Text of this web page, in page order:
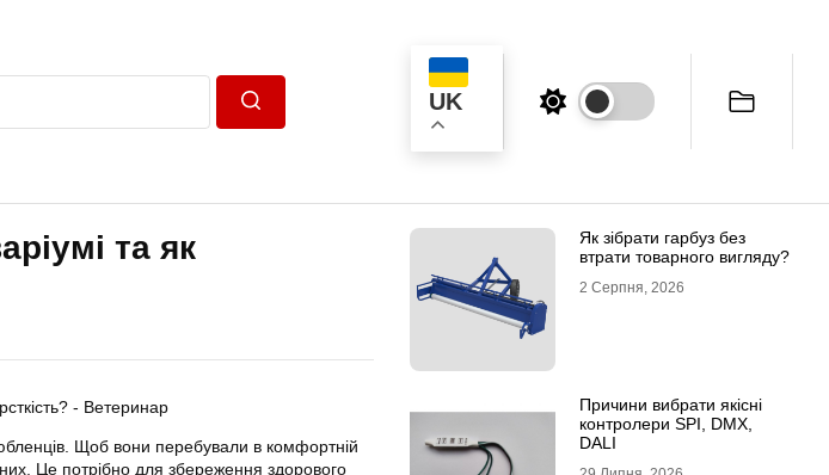
UK
та як
Щоб вони перебували в комфортній
Це потрібно для збереження здорового
Як зібрати гарбуз без
втрати товарного вигляду?
2 Серпня, 2026
Причини вибрати якісні
контролери SPI, DMX,
DALI